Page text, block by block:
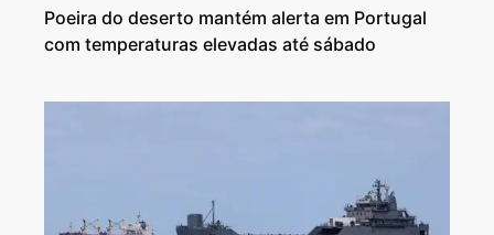
Poeira do deserto mantém alerta em Portugal
com temperaturas elevadas até sábado